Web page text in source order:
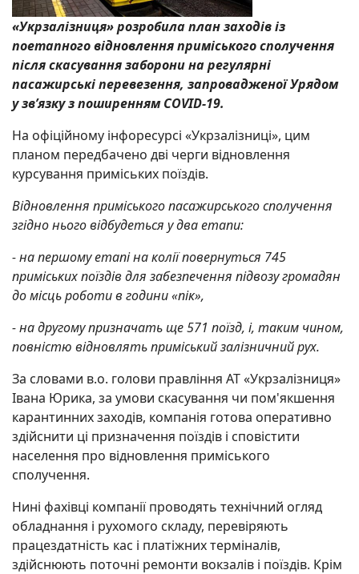
«Укрзалізниця» розробила план заходів із
поетапного відновлення приміського сполучення
після скасування заборони на регулярні
пасажирські перевезення, запровадженої Урядом
у зв’язку з поширеннямCOVID-19.
На офіційному інфоресурсі «Укрзалізниці», цим
планом передбачено дві черги відновлення
курсування приміських поїздів.
Відновлення приміського пасажирського сполучення
згідноньоговідбудеться у два етапи:
-на першому етапі на колії повернуться 745
приміських поїздів для забезпечення підвозу громадян
до місць роботи в години «пік»,
-на другому призначать ще 571 поїзд, і, таким чином,
повністю відновлятьприміський залізничний рух.
За словами в.о. голови правління АТ «Укрзалізниця»
Івана Юрика, за умови скасування чи пом'якшення
карантинних заходів, компанія готова оперативно
здійснити ці призначення поїздів і сповістити
населення про відновлення приміського
сполучення.
Нині фахівці компанії проводять технічний огляд
обладнання і рухомого складу, перевіряють
працездатність кас і платіжних терміналів,
здійснюють поточні ремонти вокзалів і поїздів. Крім